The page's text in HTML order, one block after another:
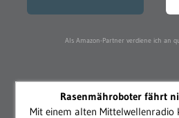
Als Amazon-Partner verdiene ich an
Rasenmähroboter fährt
Mit einem alten Mittelwellenradio